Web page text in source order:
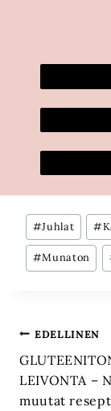
Avainsanat:
#Juhlat #
#Munaton
Artikkelien
selaus
EDELLINEN
LEIVONTA –
muutat